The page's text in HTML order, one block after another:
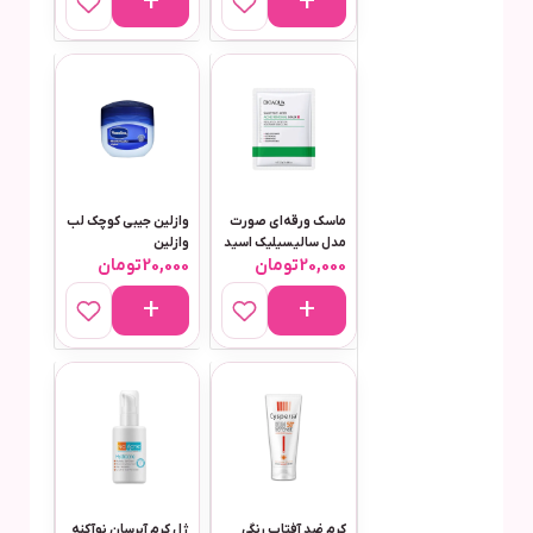
ماسک ورقه‌ای صورت
مدل سالیسیلیک اسید
20,000تومان
وازلین جیبی کوچک لب
وازلین
20,000تومان